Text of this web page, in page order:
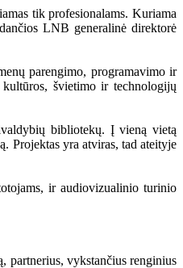
tik profesionalams. Kuriama
LNB generalinė direktorė
parengimo, programavimo ir
švietimo ir technologijų
bibliotekų. Į vieną vietą
Projektas yra atviras, tad ateityje
ir audiovizualinio turinio
partnerius, vykstančius renginius